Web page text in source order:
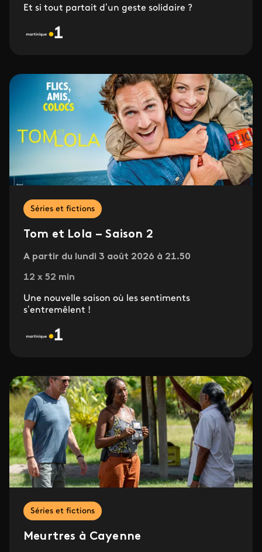
Et si tout partait d’un geste solidaire ?
Séries et fictions
Tom et Lola – Saison 2
A partir du lundi 3 août 2026 à 21.50
12 x 52 min
Une nouvelle saison où les sentiments
s’entremêlent !
Séries et fictions
Meurtres à Cayenne